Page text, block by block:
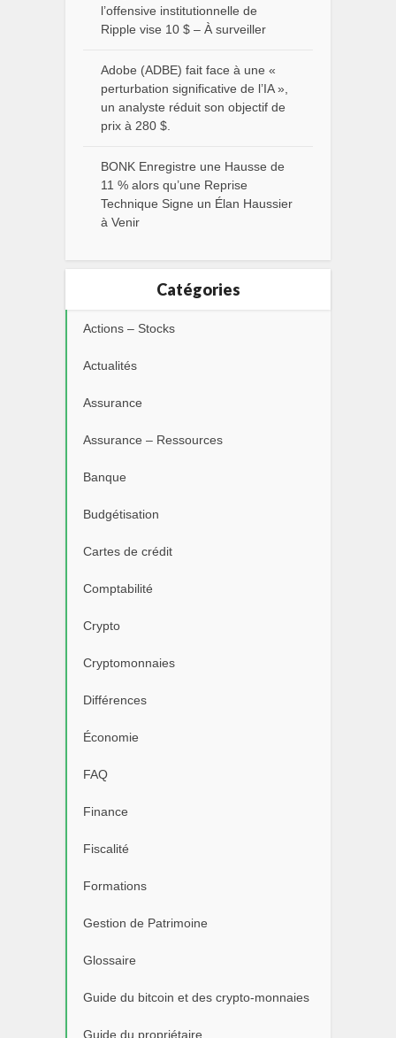
l’offensive institutionnelle de
Ripple vise 10 $ – À surveiller
Adobe (ADBE) fait face à une «
perturbation significative de l’IA »,
un analyste réduit son objectif de
prix à 280 $.
BONK Enregistre une Hausse de
11 % alors qu’une Reprise
Technique Signe un Élan Haussier
à Venir
Catégories
Actions – Stocks
Actualités
Assurance
Assurance – Ressources
Banque
Budgétisation
Cartes de crédit
Comptabilité
Crypto
Cryptomonnaies
Différences
Économie
FAQ
Finance
Fiscalité
Formations
Gestion de Patrimoine
Glossaire
Guide du bitcoin et des crypto-monnaies
Guide du propriétaire